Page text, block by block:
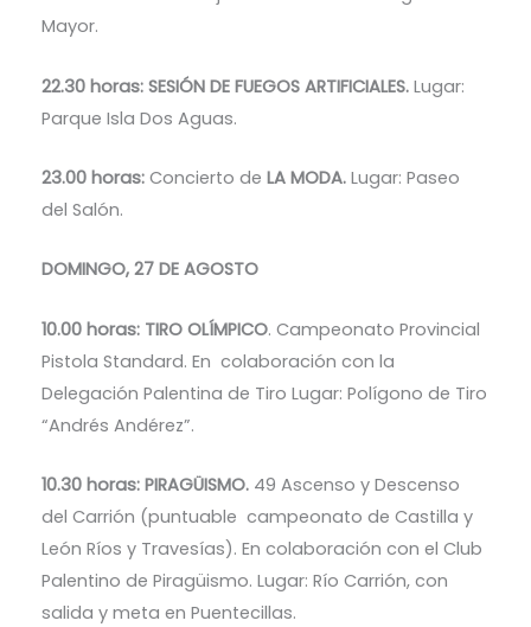
Mayor.
22.30 horas: SESIÓN DE FUEGOS ARTIFICIALES.Lugar:
Parque Isla Dos Aguas.
23.00 horas:Concierto de LA MODA.Lugar: Paseo
del Salón.
DOMINGO, 27 DE AGOSTO
10.00 horas: TIRO OLÍMPICO. Campeonato Provincial
Pistola Standard. En colaboración con la
Delegación Palentina de Tiro Lugar: Polígono de Tiro
“Andrés Andérez”.
10.30 horas: PIRAGÜISMO.49 Ascenso y Descenso
del Carrión (puntuable campeonato de Castilla y
León Ríos y Travesías). En colaboración con el Club
Palentino de Piragüismo. Lugar: Río Carrión, con
salida y meta en Puentecillas.